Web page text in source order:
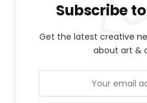
Subscribe
Get the latest creative
about art &